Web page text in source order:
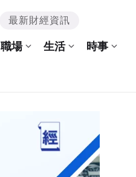
最新財經資訊
職場 生活 時事